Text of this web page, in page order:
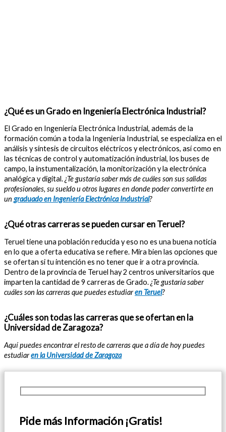
¿Qué es un Grado en Ingeniería Electrónica Industrial?
El Grado en Ingeniería Electrónica Industrial, además de la
formación común a toda la Ingeniería Industrial, se especializa en el
análisis y síntesis de circuitos eléctricos y electrónicos, así como en
las técnicas de control y automatización industrial, los buses de
campo, la instumentalización, la monitorización y la electrónica
analógica y digital.¿Te gustaría saber más de cuáles son sus salidas
profesionales, su sueldo u otros lugares en donde poder convertirte en
un graduado en Ingeniería Electrónica Industrial?
¿Qué otras carreras se pueden cursar en Teruel?
Teruel tiene una población reducida y eso no es una buena noticia
en lo que a oferta educativa se refiere. Mira bien las opciones que
se ofertan si tu intención es no tener que ir a otra provincia.
Dentro de la provincia de Teruel hay 2 centros universitarios que
imparten la cantidad de 9 carreras de Grado.¿Te gustaría saber
cuáles son las carreras que puedes estudiaren Teruel?
¿Cuáles son todas las carreras que se ofertan en la
Universidad de Zaragoza?
Aquí puedes encontrar el resto de carreras que a día de hoy puedes
estudiaren la Universidad de Zaragoza
Pide más Información ¡Gratis!